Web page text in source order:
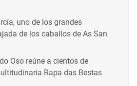
uno de los grandes
de los caballos de As San
Oso reúne a cientos de
Rapa das Bestas